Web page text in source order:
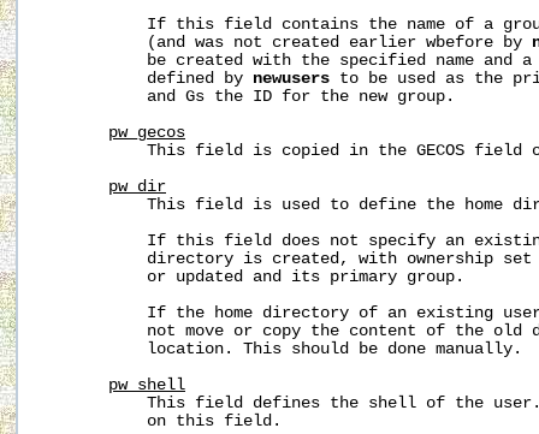
If this field contains the name of a
           (and was not created earlier wbefore by
be created with the specified name and
           defined by
newusers to be used as the
           and Gs the ID for the new group.
pw_gecos
This field is copied in the GECOS field
pw_dir
This field is used to define the home
If this field does not specify an
directory is created, with ownership
           or updated and its primary group.
If the home directory of an existing
not move or copy the content of the old
           location. This should be done manually.
pw_shell
This field defines the shell of the
           on this field.